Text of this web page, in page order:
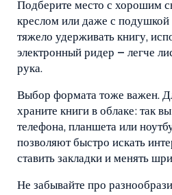
Подберите место с хорошим
креслом или даже с подушкой
тяжело удерживать книгу,
электронный ридер – легче
рука.
Выбор формата тоже важен.
храните книги в облаке: так
телефона, планшета или
позволяют быстро искать
ставить закладки и менять
Не забывайте про